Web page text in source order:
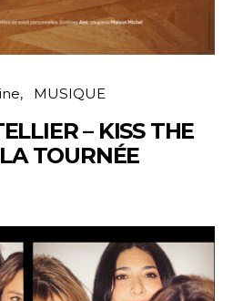
MUSIQUE
– KISS THE
TOURNÉE